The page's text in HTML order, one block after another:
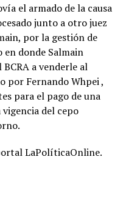
el armado de la causa
junto a otro juez
por la gestión de
en donde Salmain
a venderle al
por Fernando Whpei ,
para el pago de una
del cepo
LaPolíticaOnline.